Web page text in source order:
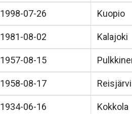
1998-07-26 Kuopio
1981-08-02 Kalajoki
1957-08-15
1958-08-17 Reisjärvi
1934-06-16 Kokkola